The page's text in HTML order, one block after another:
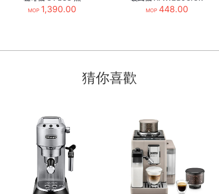
MOP 1,390.00
綠
MOP 448.00
猜你喜歡